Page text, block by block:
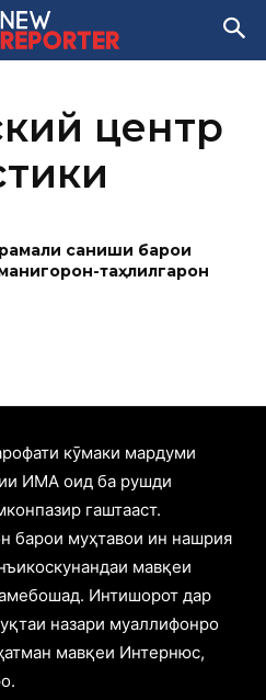
центр
санҷиши барои
таҳлилгарон
кӯмаки мардуми
ИМА оид ба рушди
гаштааст.
барои муҳтавои ин нашрия
мавқеи
Интишорот дар
назари муаллифонро
мавқеи Интернюс,